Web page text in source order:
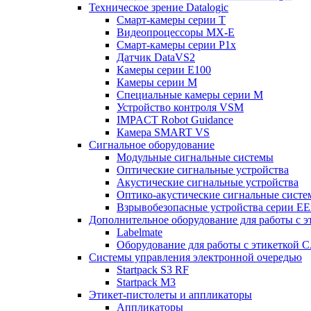
Техническое зрение Datalogic
Смарт-камеры серии T
Видеопроцессоры MX-E
Смарт-камеры серии P1x
Датчик DataVS2
Камеры серии E100
Камеры серии M
Специальные камеры серии M
Устройство контроля VSM
IMPACT Robot Guidance
Камера SMART VS
Cигнальное оборудование
Модульные сигнальные системы
Оптические сигнальные устройства
Акустические сигнальные устройства
Оптико-акустические сигнальные
Взрывобезопасные устройства серии
Дополнительное оборудование для работы с
Labelmate
Оборудование для работы с этикеткой
Системы управления электронной очередью
Startpack S3 RF
Startpack M3
Этикет-пистолеты и аппликаторы
Аппликаторы